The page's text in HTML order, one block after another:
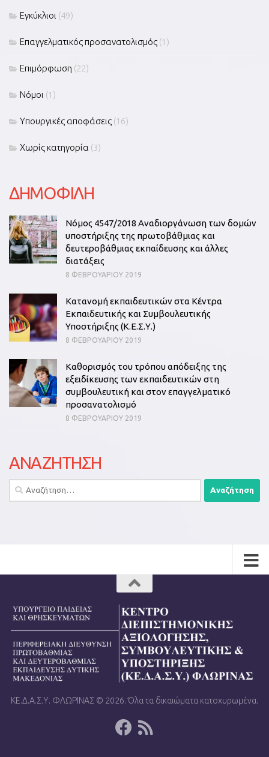
Εγκύκλιοι (49)
Επαγγελματικός προσανατολισμός (1)
Επιμόρφωση (22)
Νόμοι (1)
Υπουργικές αποφάσεις (16)
Χωρίς κατηγορία (3)
ΔΗΜΟΦΙΛΗ
Νόμος 4547/2018 Αναδιοργάνωση των δομών
υποστήριξης της πρωτοβάθμιας και
δευτεροβάθμιας εκπαίδευσης και άλλες
διατάξεις
8 ΦΕΒΡΟΥΑΡΊΟΥ 2019
Κατανομή εκπαιδευτικών στα Κέντρα
Εκπαιδευτικής και Συμβουλευτικής
Υποστήριξης (Κ.Ε.Σ.Υ.)
8 ΦΕΒΡΟΥΑΡΊΟΥ 2019
Καθορισμός του τρόπου απόδειξης της
εξειδίκευσης των εκπαιδευτικών στη
συμβουλευτική και στον επαγγελματικό
προσανατολισμό
8 ΦΕΒΡΟΥΑΡΊΟΥ 2019
ΑΝΑΖΗΤΗΣΗ
Αναζήτηση
ΚΕ.Δ.Α.Σ.Υ. ΦΛΩΡΙΝΑΣ © 2026. Όλα τα δικαιώματα κατοχυρωμένα.